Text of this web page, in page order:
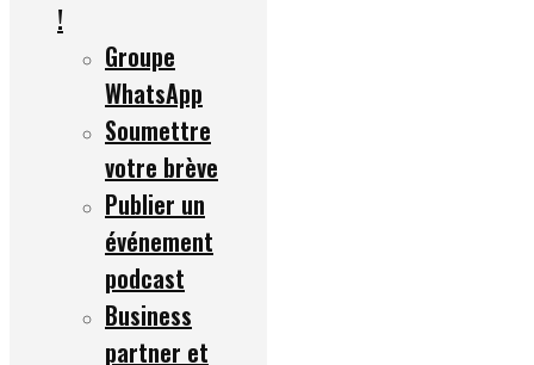
!
Groupe
WhatsApp
Soumettre
votre brève
Publier un
événement
podcast
Business
partner et